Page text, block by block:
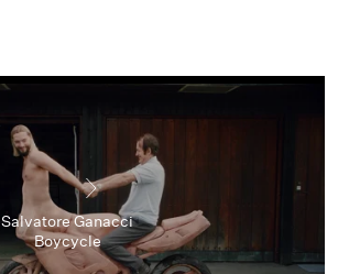
Salvatore Ganacci
Boycycle